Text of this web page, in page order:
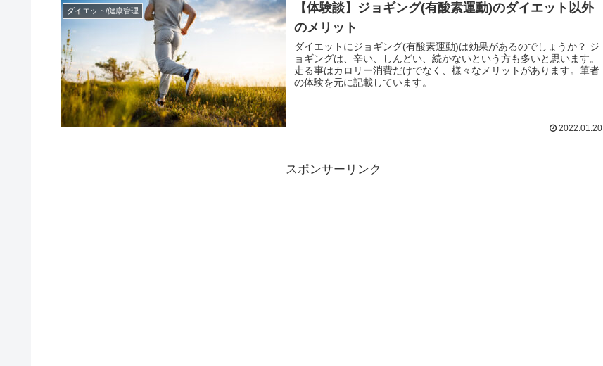
ダイエット/健康管理
【体験談】ジョギング(有酸素運動)のダイエット以外
のメリット
ダイエットにジョギング(有酸素運動)は効果があるのでしょうか？ ジ
ョギングは、辛い、しんどい、続かないという方も多いと思います。
走る事はカロリー消費だけでなく、様々なメリットがあります。筆者
の体験を元に記載しています。
2022.01.20
スポンサーリンク